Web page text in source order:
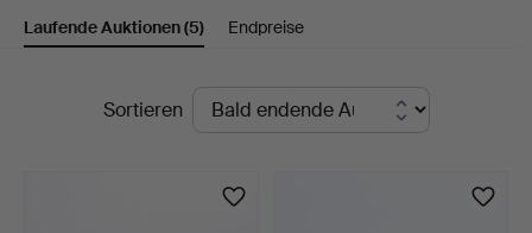
Auktionsverk
Laufende Auktionen(5) Endpreise
LaufendeSortieren